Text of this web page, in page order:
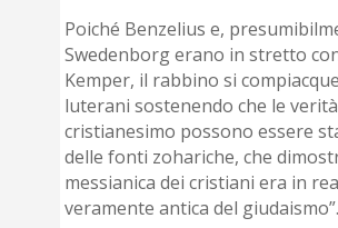
Poiché Benzelius e,
Swedenborg erano in stretto
Kemper, il rabbino si
luterani sostenendo che le
cristianesimo possono essere
delle fonti zohariche, che
messianica dei cristiani era in
veramente antica del giudaismo”.